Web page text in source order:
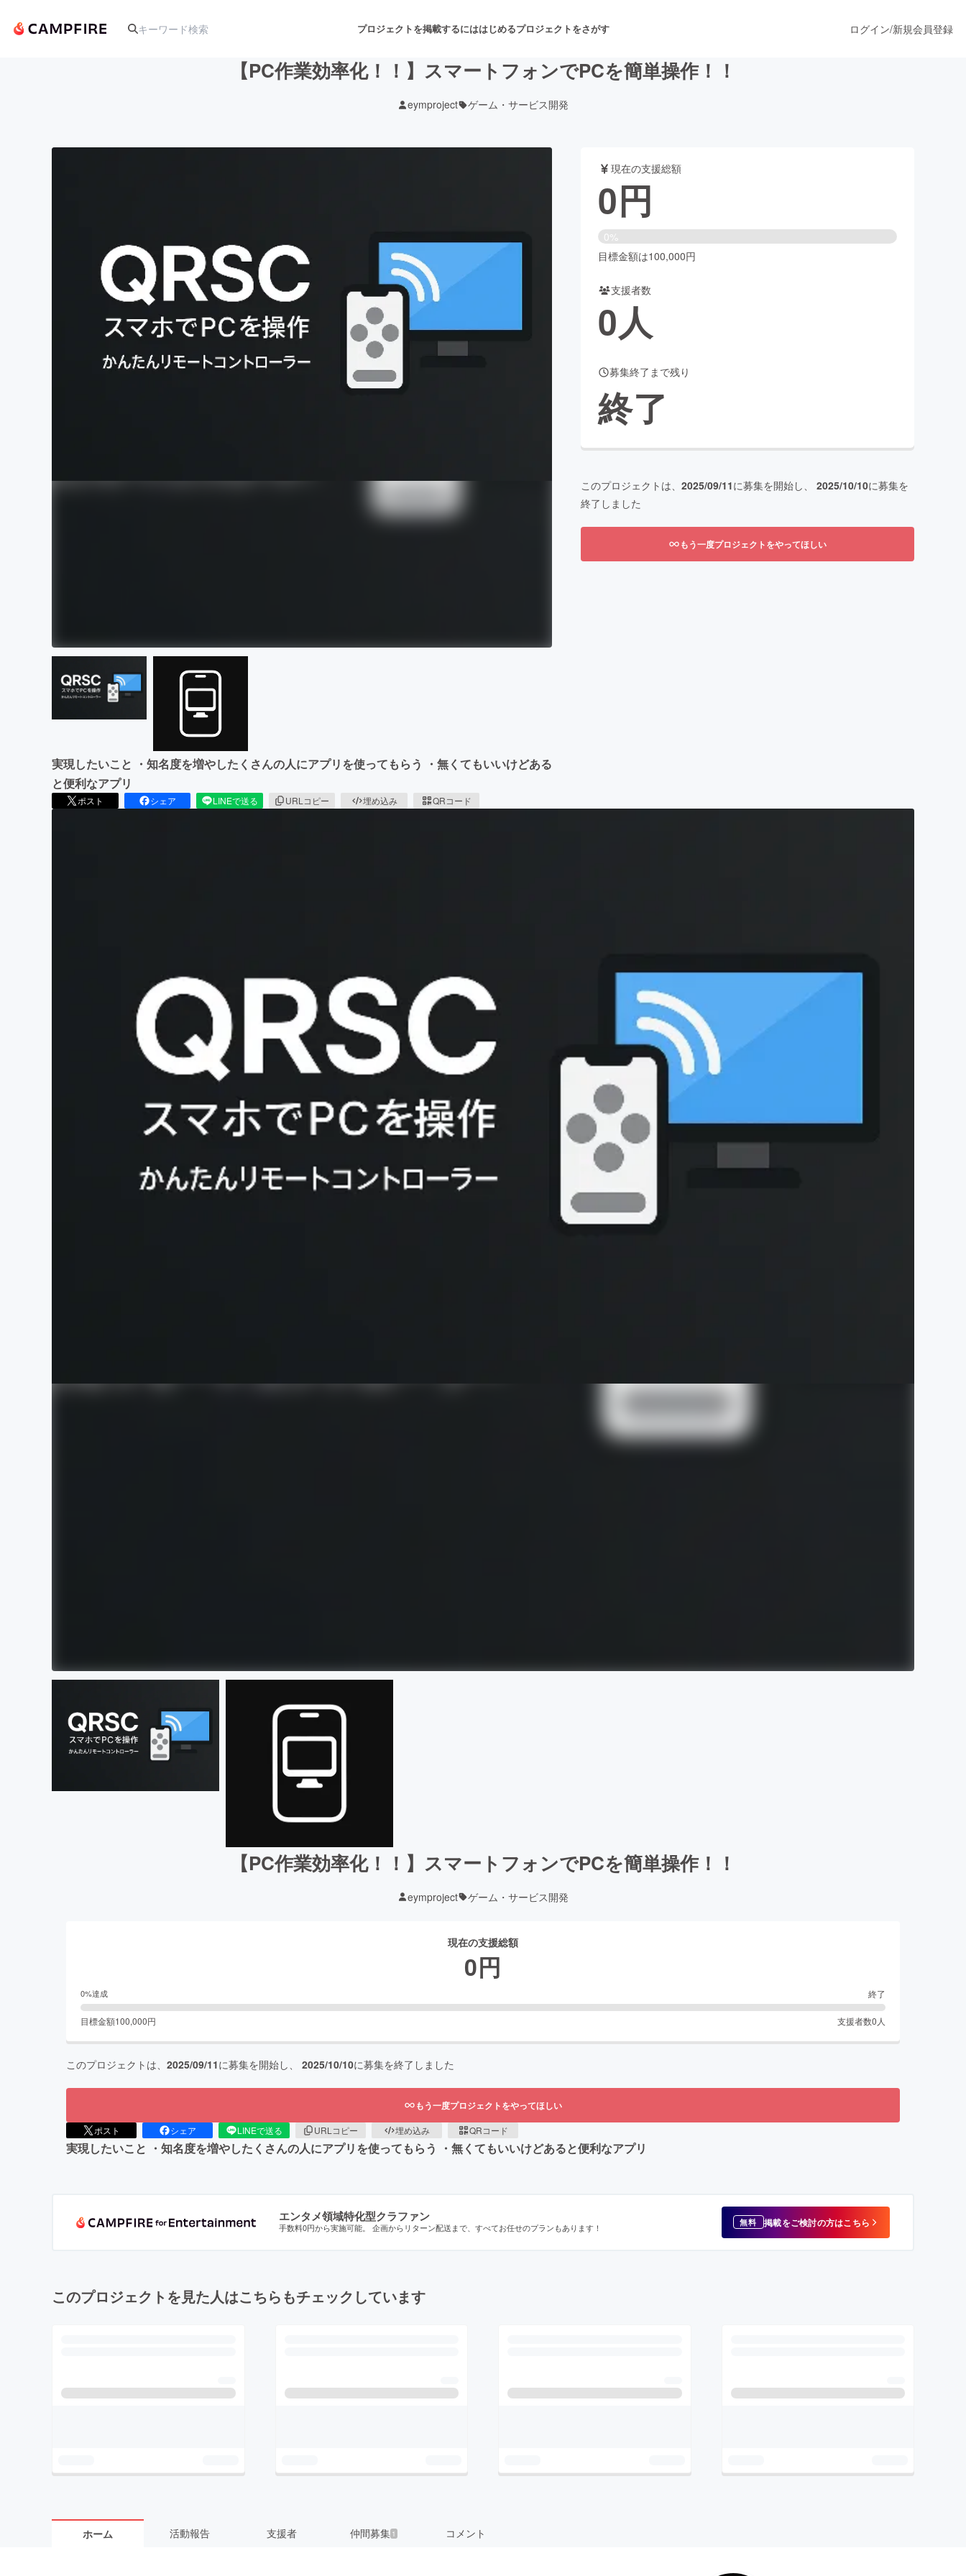
プロジェクトを掲載するにははじめるプロジェクトをさがす
舞台・パフォーマンス
映像・映画 書籍・雑誌出版
ビジネス・起業 チャレンジ ビューティー・ヘルスケア
まちづくり・地域活性化
CAMPFIRE for Social Good
ログイン/新規会員登録
【PC作業効率化！！】スマートフォンでPCを簡単操作！！
eymproject ゲーム・サービス開発
実現したいこと ・知名度を増やしたくさんの人にアプリを使ってもらう ・無くてもいいけどある
と便利なアプリ
ポスト シェア LINEで送る URLコピー 埋め込み QRコード
現在の支援総額
0円
0%
目標金額は100,000円
支援者数
0人
募集終了まで残り
終了
このプロジェクトは、 2025/09/11に募集を開始し、 2025/10/10に募集を
終了しました
もう一度プロジェクトをやってほしい
【PC作業効率化！！】スマートフォンでPCを簡単操作！！
eymproject ゲーム・サービス開発
現在の支援総額
0円
0%達成 終了
目標金額100,000円 支援者数0 人
このプロジェクトは、 2025/09/11に募集を開始し、 2025/10/10に募集を終了しました
もう一度プロジェクトをやってほしい
ポスト シェア LINEで送る URLコピー 埋め込み QRコード
実現したいこと ・知名度を増やしたくさんの人にアプリを使ってもらう ・無くてもいいけどあると便利なアプリ
エンタメ領域特化型クラファン
手数料0円から実施可能。 企画からリターン配送まで、すべてお任せのプランもあります！ 無料 掲載をご検討の方はこちら
このプロジェクトを見た人はこちらもチェックしています
ホーム 活動報告 支援者 仲間募集 1 コメント